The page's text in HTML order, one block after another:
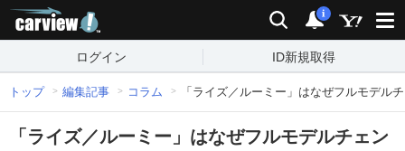
検索 通知
i
ログイン ID新規取得
トップ 編集記事 コラム 「ライズ／ルーミー」はなぜフルモデル
「ライズ／ルーミー」はなぜフルモデルチェン